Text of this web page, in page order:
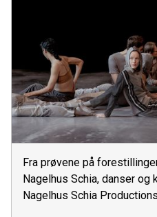
Fra prøvene på
Nagelhus Schia, danser
Nagelhus Schia